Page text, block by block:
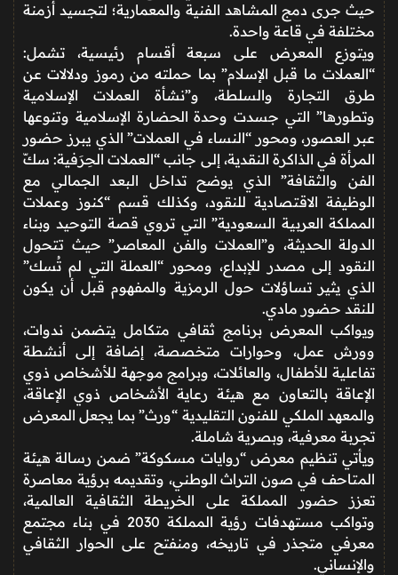
حيث جرى دمج المشاهد الفنية والمعمارية؛ لتجسيد أزمنة
مختلفة في قاعة واحدة.
ويتوزع المعرض على سبعة أقسام رئيسية، تشمل:
“العملات ما قبل الإسلام” بما حملته من رموز ودلالات عن
طرق التجارة والسلطة، و”نشأة العملات الإسلامية
وتطورها” التي جسدت وحدة الحضارة الإسلامية وتنوعها
عبر العصور، ومحور “النساء في العملات” الذي يبرز حضور
المرأة في الذاكرة النقدية، إلى جانب “العملات الحِرَفية: سكّ
الفن والثقافة” الذي يوضح تداخل البعد الجمالي مع
الوظيفة الاقتصادية للنقود، وكذلك قسم “كنوز وعملات
المملكة العربية السعودية” التي تروي قصة التوحيد وبناء
الدولة الحديثة، و”العملات والفن المعاصر” حيث تتحول
النقود إلى مصدر للإبداع، ومحور “العملة التي لم تُسك”
الذي يثير تساؤلات حول الرمزية والمفهوم قبل أن يكون
للنقد حضور مادي.
ويواكب المعرض برنامج ثقافي متكامل يتضمن ندوات،
وورش عمل، وحوارات متخصصة، إضافة إلى أنشطة
تفاعلية للأطفال، والعائلات، وبرامج موجهة للأشخاص ذوي
الإعاقة بالتعاون مع هيئة رعاية الأشخاص ذوي الإعاقة،
والمعهد الملكي للفنون التقليدية “ورث” بما يجعل المعرض
تجربة معرفية، وبصرية شاملة.
ويأتي تنظيم معرض “روايات مسكوكة” ضمن رسالة هيئة
المتاحف في صون التراث الوطني، وتقديمه برؤية معاصرة
تعزز حضور المملكة على الخريطة الثقافية العالمية،
وتواكب مستهدفات رؤية المملكة 2030 في بناء مجتمع
معرفي متجذر في تاريخه، ومنفتح على الحوار الثقافي
والإنساني.